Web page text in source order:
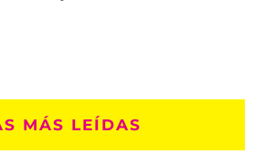
MÁS LEÍDAS